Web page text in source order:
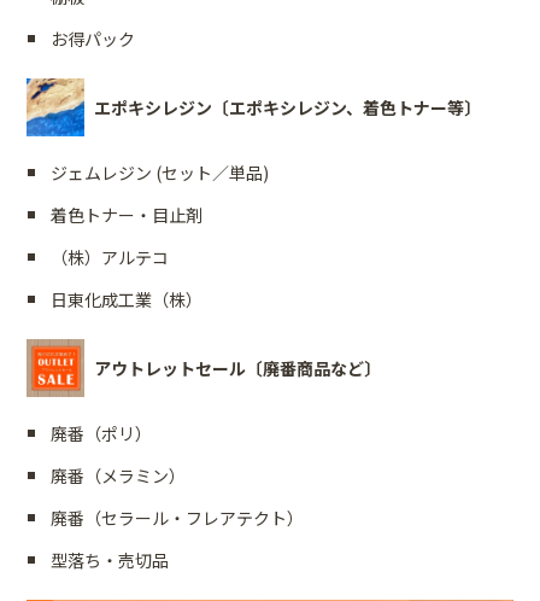
お得パック
エポキシレジン〔エポキシレジン、着色トナー等〕
ジェムレジン (セット／単品)
着色トナー・目止剤
（株）アルテコ
日東化成工業（株）
アウトレットセール〔廃番商品など〕
廃番（ポリ）
廃番（メラミン）
廃番（セラール・フレアテクト）
型落ち・売切品